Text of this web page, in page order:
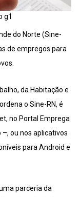
g1
do Norte (Sine-
de empregos para
da Habitação e
o Sine-RN, é
no Portal Emprega
ou nos aplicativos
para Android e
parceria da